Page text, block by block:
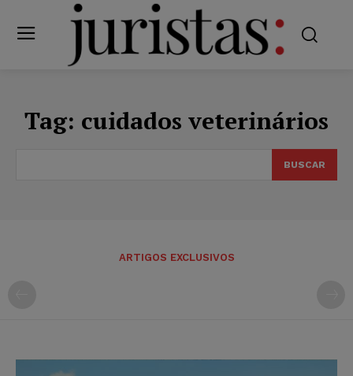
Tag: cuidados veterinários
BUSCAR
ARTIGOS EXCLUSIVOS